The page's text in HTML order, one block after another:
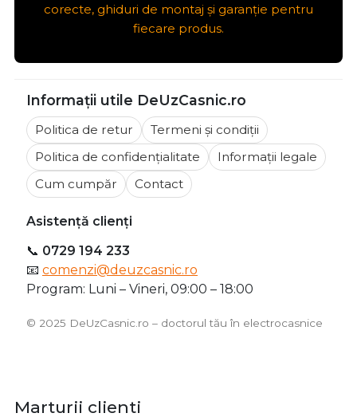
corecte, ghiduri de montaj și garanție pentru
fiecare produs.
Informații utile DeUzCasnic.ro
Politica de retur
Termeni și condiții
Politica de confidențialitate
Informații legale
Cum cumpăr
Contact
Asistență clienți
📞 0729 194 233
📧 comenzi@deuzcasnic.ro
Program: Luni – Vineri, 09:00 – 18:00
©️ 2025 DeUzCasnic.ro – doctorul tău în electrocasnice
Marturii clienti